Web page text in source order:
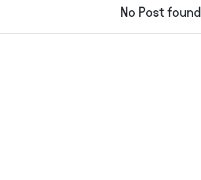
No Post found